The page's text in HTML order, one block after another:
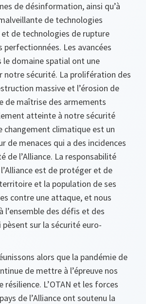
de désinformation, ainsi qu’à
de technologies
de technologies de rupture
perfectionnées. Les avancées
le domaine spatial ont une
notre sécurité. La prolifération des
massive et l’érosion de
de maîtrise des armements
atteinte à notre sécurité
changement climatique est un
de menaces qui a des incidences
de l’Alliance. La responsabilité
est de protéger et de
et la population de ses
contre une attaque, et nous
l’ensemble des défis et des
pèsent sur la sécurité euro-
alors que la pandémie de
de mettre à l’épreuve nos
résilience. L’OTAN et les forces
de l’Alliance ont soutenu la